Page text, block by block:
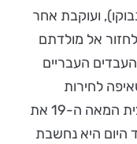
ועוקבת אחר
אל מולדתם
העבריים
לחירות
לאומית. שירת העבדים ליוותה במחצית המאה ה-19 את
היום היא נחשבת